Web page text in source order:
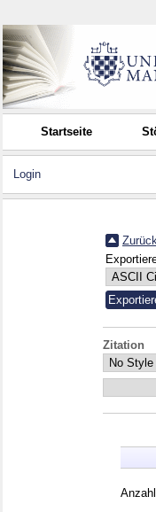
Startseite
Login
Zitation